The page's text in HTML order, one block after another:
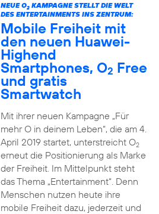
NEUE O2KAMPAGNE STELLT DIE WELT
DES ENTERTAINMENTS INS ZENTRUM:
Mobile Freiheit mit
den neuen Huawei-
Highend
Smartphones, O2 Free
und gratis
Smartwatch
Mit ihrer neuen Kampagne „Für
mehr O in deinem Leben“, die am 4.
April 2019 startet, unterstreicht O2
erneut die Positionierung als Marke
der Freiheit. Im Mittelpunkt steht
das Thema „Entertainment“. Denn
Menschen nutzen heute ihre
mobile Freiheit dazu, jederzeit und